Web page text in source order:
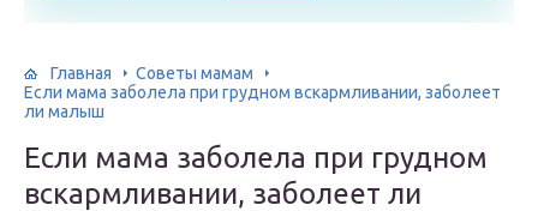
Главная
Советы мамам
Если мама заболела при грудном вскармливании, заболеет
ли малыш
Если мама заболела при грудном
вскармливании, заболеет ли